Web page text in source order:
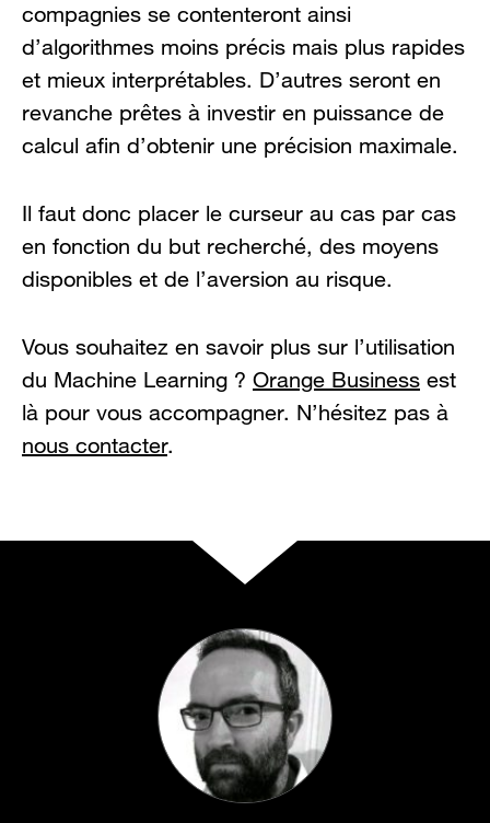
compagnies se contenteront ainsi
d’algorithmes moins précis mais plus rapides
et mieux interprétables. D’autres seront en
revanche prêtes à investir en puissance de
calcul afin d’obtenir une précision maximale.
Il faut donc placer le curseur au cas par cas
en fonction du but recherché, des moyens
disponibles et de l’aversion au risque.
Vous souhaitez en savoir plus sur l’utilisation
du Machine Learning ? Orange Business est
là pour vous accompagner. N’hésitez pas à
nous contacter.